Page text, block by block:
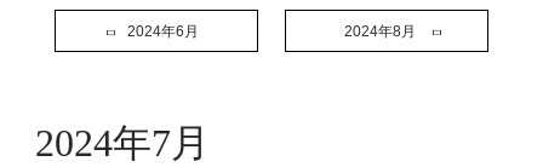
2024年6月 2024年8月
2024年7月